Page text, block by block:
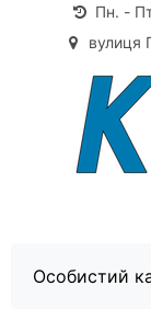
Пн. -
вулиця
Особистий